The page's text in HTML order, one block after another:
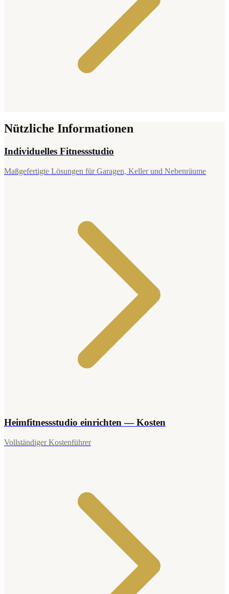
Nützliche Informationen
Individuelles Fitnessstudio
Maßgefertigte Lösungen für Garagen, Keller und Nebenräume
Heimfitnessstudio einrichten — Kosten
Vollständiger Kostenführer